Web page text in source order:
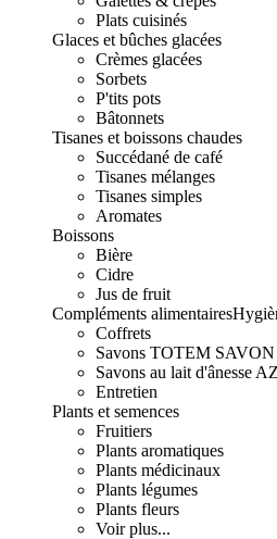
Plats cuisinés
Glaces et bûches glacées
Crèmes glacées
Sorbets
P'tits pots
Bâtonnets
Tisanes et boissons chaudes
Succédané de café
Tisanes mélanges
Tisanes simples
Aromates
Boissons
Bière
Cidre
Jus de fruit
Compléments alimentaires
Coffrets
Savons TOTEM SAVON
Savons au lait d'ânesse
Entretien
Plants et semences
Fruitiers
Plants aromatiques
Plants médicinaux
Plants légumes
Plants fleurs
Voir plus...